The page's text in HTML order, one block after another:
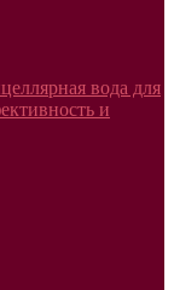
вода для
и